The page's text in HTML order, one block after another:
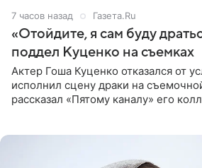
7 часов назад Газета.Ru
«Отойдите, я сам буду
поддел Куценко на съемках
Актер Гоша Куценко отказался от
исполнил сцену драки на
рассказал «Пятому каналу» его